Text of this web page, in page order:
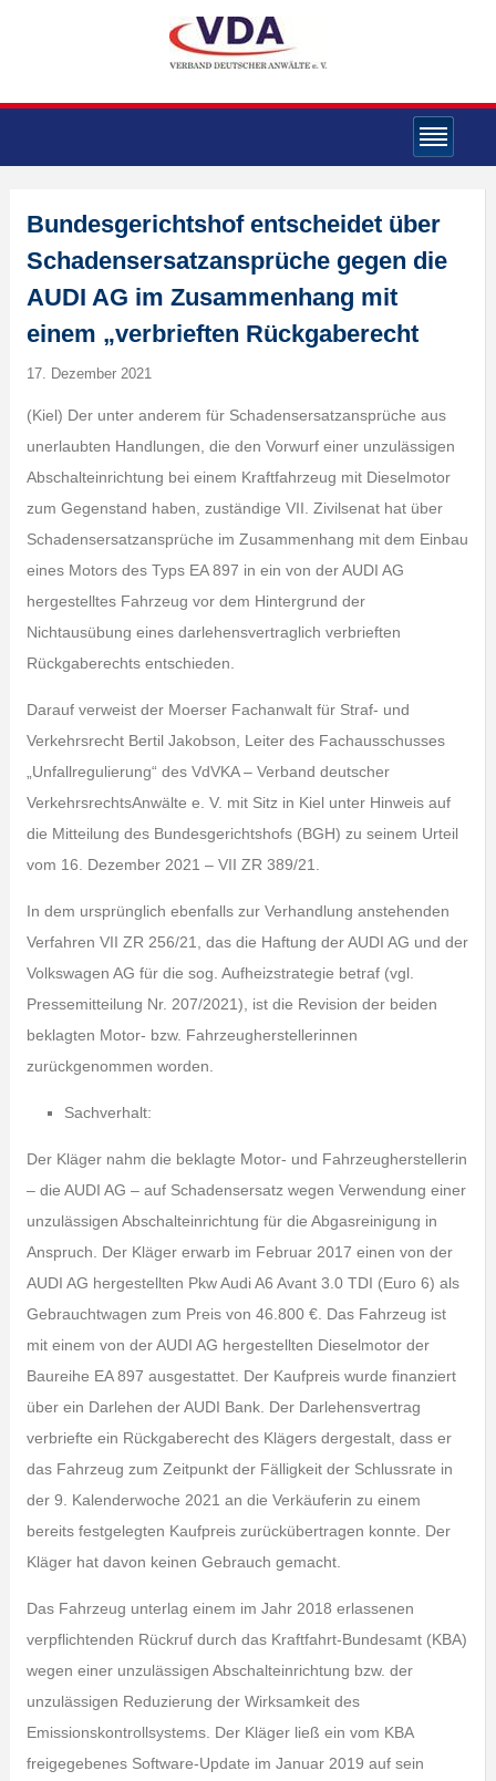
Bundesgerichtshof entscheidet über
Schadensersatzansprüche gegen die
AUDI AG im Zusammenhang mit
einem „verbrieften Rückgaberecht
17. Dezember 2021
(Kiel) Der unter anderem für Schadensersatzansprüche aus
unerlaubten Handlungen, die den Vorwurf einer unzulässigen
Abschalteinrichtung bei einem Kraftfahrzeug mit Dieselmotor
zum Gegenstand haben, zuständige VII. Zivilsenat hat über
Schadensersatzansprüche im Zusammenhang mit dem Einbau
eines Motors des Typs EA 897 in ein von der AUDI AG
hergestelltes Fahrzeug vor dem Hintergrund der
Nichtausübung eines darlehensvertraglich verbrieften
Rückgaberechts entschieden.
Darauf verweist der Moerser Fachanwalt für Straf- und
Verkehrsrecht Bertil Jakobson, Leiter des Fachausschusses
„Unfallregulierung“ des VdVKA – Verband deutscher
VerkehrsrechtsAnwälte e. V. mit Sitz in Kiel unter Hinweis auf
die Mitteilung des Bundesgerichtshofs (BGH) zu seinem Urteil
vom 16. Dezember 2021 – VII ZR 389/21.
In dem ursprünglich ebenfalls zur Verhandlung anstehenden
Verfahren VII ZR 256/21, das die Haftung der AUDI AG und der
Volkswagen AG für die sog. Aufheizstrategie betraf (vgl.
Pressemitteilung Nr. 207/2021), ist die Revision der beiden
beklagten Motor- bzw. Fahrzeugherstellerinnen
zurückgenommen worden.
Sachverhalt:
Der Kläger nahm die beklagte Motor- und Fahrzeugherstellerin
– die AUDI AG – auf Schadensersatz wegen Verwendung einer
unzulässigen Abschalteinrichtung für die Abgasreinigung in
Anspruch. Der Kläger erwarb im Februar 2017 einen von der
AUDI AG hergestellten Pkw Audi A6 Avant 3.0 TDI (Euro 6) als
Gebrauchtwagen zum Preis von 46.800 €. Das Fahrzeug ist
mit einem von der AUDI AG hergestellten Dieselmotor der
Baureihe EA 897 ausgestattet. Der Kaufpreis wurde finanziert
über ein Darlehen der AUDI Bank. Der Darlehensvertrag
verbriefte ein Rückgaberecht des Klägers dergestalt, dass er
das Fahrzeug zum Zeitpunkt der Fälligkeit der Schlussrate in
der 9. Kalenderwoche 2021 an die Verkäuferin zu einem
bereits festgelegten Kaufpreis zurückübertragen konnte. Der
Kläger hat davon keinen Gebrauch gemacht.
Das Fahrzeug unterlag einem im Jahr 2018 erlassenen
verpflichtenden Rückruf durch das Kraftfahrt-Bundesamt (KBA)
wegen einer unzulässigen Abschalteinrichtung bzw. der
unzulässigen Reduzierung der Wirksamkeit des
Emissionskontrollsystems. Der Kläger ließ ein vom KBA
freigegebenes Software-Update im Januar 2019 auf sein